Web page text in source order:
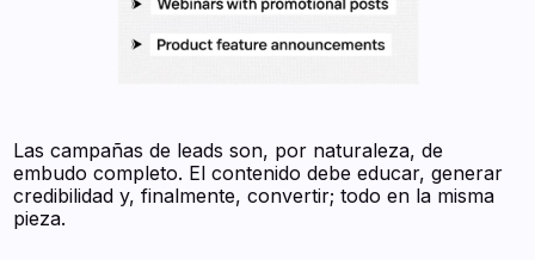
Las campañas de leads son, por naturaleza, de
embudo completo. El contenido debe educar, generar
credibilidad y, finalmente, convertir; todo en la misma
pieza.